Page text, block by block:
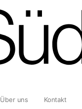
Über uns Kontakt